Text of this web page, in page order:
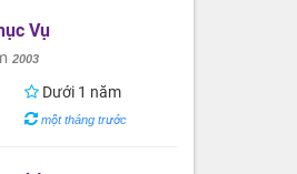
Vụ
2003
Dưới 1 năm
một tháng trước